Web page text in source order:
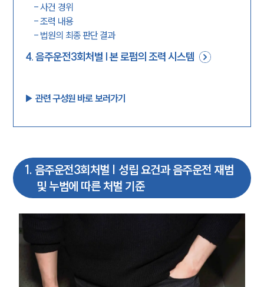
-사건 경위
-조력 내용
- 법원의 최종 판단 결과
4.음주운전3회처벌 | 본 로펌의 조력 시스템
▶︎ 관련 구성원 바로 보러가기
1. 음주운전3회처벌 | 성립 요건과 음주운전 재범
및 누범에 따른 처벌 기준